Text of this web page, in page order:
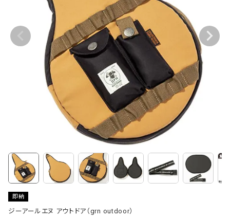
即納
ジーアールエヌ アウトドア（grn outdoor）